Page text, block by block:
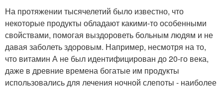
На протяжении тысячелетий было известно, что
некоторые продукты обладают какими-то особенными
свойствами, помогая выздороветь больным людям и не
давая заболеть здоровым. Например, несмотря на то,
что витамин А не был идентифицирован до 20-го века,
даже в древние времена богатые им продукты
использовались для лечения ночной слепоты - наиболее